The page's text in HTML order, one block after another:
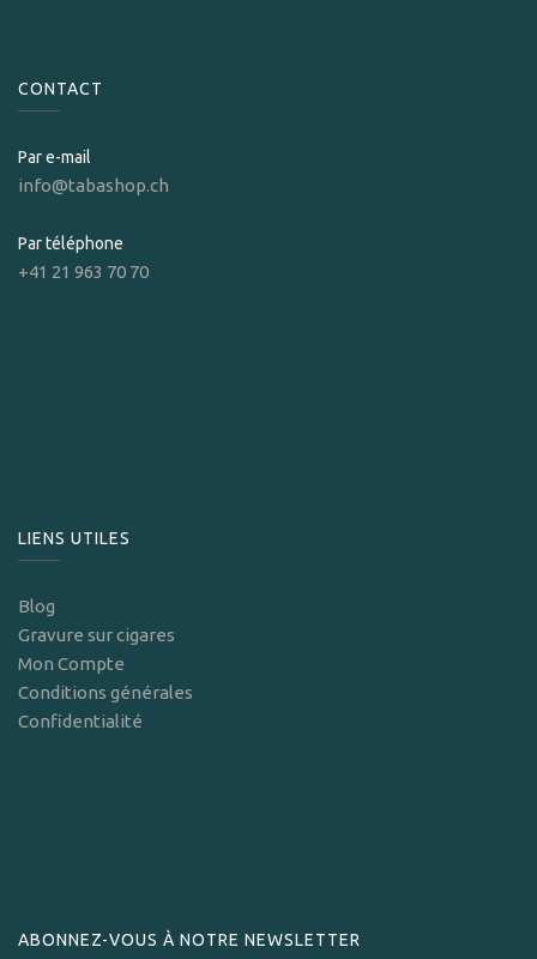
CONTACT
Par e-mail
info@tabashop.ch
Par téléphone
+41 21 963 70 70
LIENS UTILES
Blog
Gravure sur cigares
Mon Compte
Conditions générales
Confidentialité
ABONNEZ-VOUS À NOTRE NEWSLETTER